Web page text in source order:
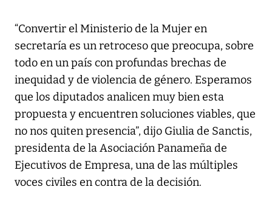
“Convertir el Ministerio de la Mujer en
secretaría es un retroceso que preocupa, sobre
todo en un país con profundas brechas de
inequidad y de violencia de género. Esperamos
que los diputados analicen muy bien esta
propuesta y encuentren soluciones viables, que
no nos quiten presencia”, dijo Giulia de Sanctis,
presidenta de la Asociación Panameña de
Ejecutivos de Empresa, una de las múltiples
voces civiles en contra de la decisión.